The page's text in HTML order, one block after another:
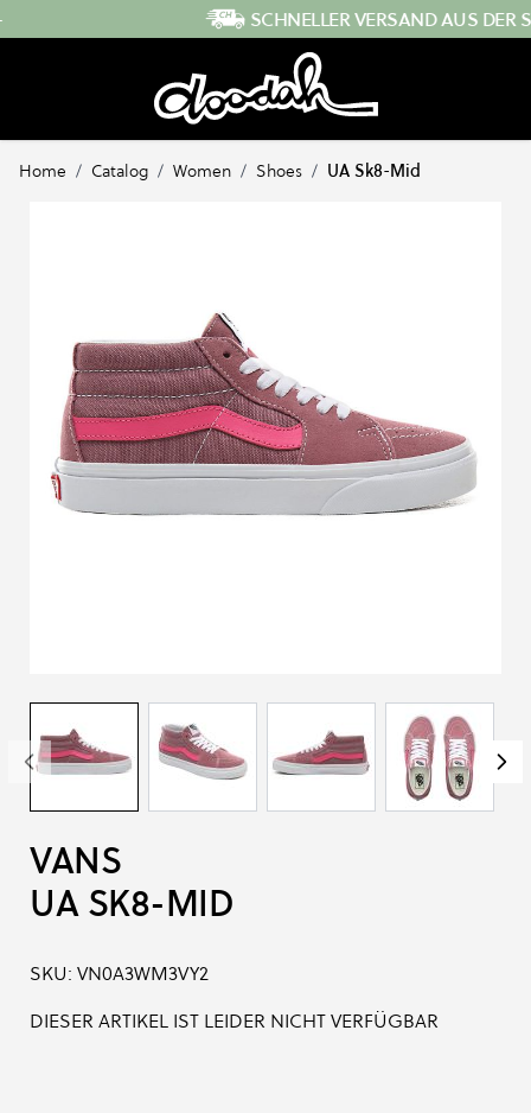
SCHNELLER VERSAND AUS DER SCHWEIZ
Home / Catalog / Women / Shoes / UA Sk8-Mid
VANS
UA SK8-MID
SKU: VN0A3WM3VY2
DIESER ARTIKEL IST LEIDER NICHT VERFÜGBAR